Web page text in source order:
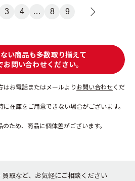
3 4 … 8 9
い商品も多数取り揃えて
問い合わせください。
お電話またはメールよりお問い合わせくだ
在庫をご用意できない場合がございます。
ため、商品に個体差がございます。
取など、お気軽にご相談ください